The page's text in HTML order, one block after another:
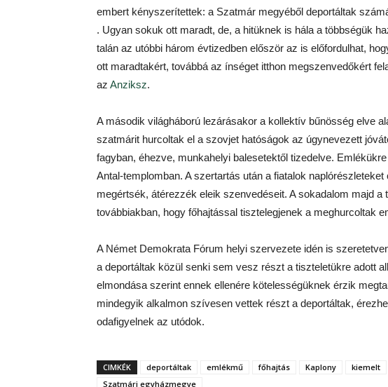
embert kényszerítettek: a Szatmár megyéből deportáltak
. Ugyan sokuk ott maradt, de, a hitüknek is hála a többségük
talán az utóbbi három évtizedben először az is előfordulhat,
ott maradtakért, továbbá az ínséget itthon megszenvedőkért
az Anziksz.
A második világháború lezárásakor a kollektív bűnösség elve
szatmárit hurcoltak el a szovjet hatóságok az úgynevezett
fagyban, éhezve, munkahelyi balesetektől tizedelve.
Antal-templomban. A szertartás után a fiatalok
megértsék, átérezzék eleik szenvedéseit. A sokadalom majd
továbbiakban, hogy főhajtással tisztelegjenek a meghurcoltak
A Német Demokrata Fórum helyi szervezete idén is
a deportáltak közül senki sem vesz részt a tiszteletükre adott
elmondása szerint ennek ellenére kötelességüknek érzik
mindegyik alkalmon szívesen vettek részt a deportáltak,
odafigyelnek az utódok.
CIMKÉK deportáltak emlékmű főhajtás Kaplony kiemelt
Szatmári egyházmegye